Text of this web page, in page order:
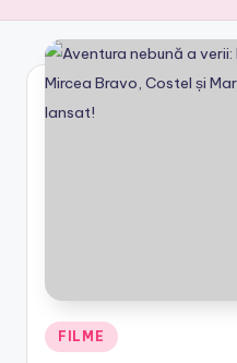
a
f
e
.
Posted
FILME